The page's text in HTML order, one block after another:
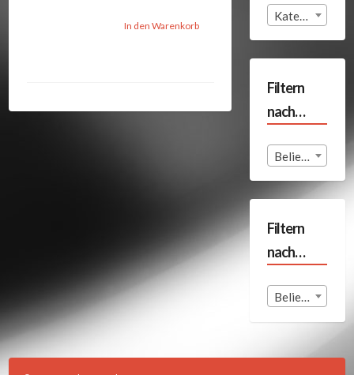
In den Warenkorb
Kategorie auswählen
Filtern
nach…
Beliebige Format
Filtern
nach…
Beliebige Land